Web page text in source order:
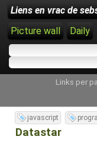
Liens en vrac de
Picture wall
Daily
Links per
javascript
Datastar